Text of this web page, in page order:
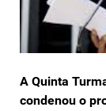
A Quinta
condenou o